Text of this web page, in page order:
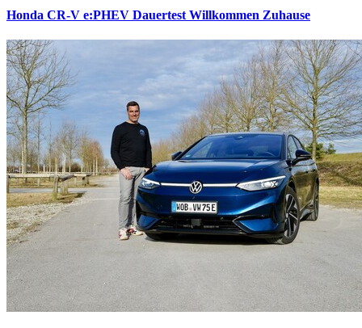
Honda CR-V e:PHEV Dauertest Willkommen Zuhause